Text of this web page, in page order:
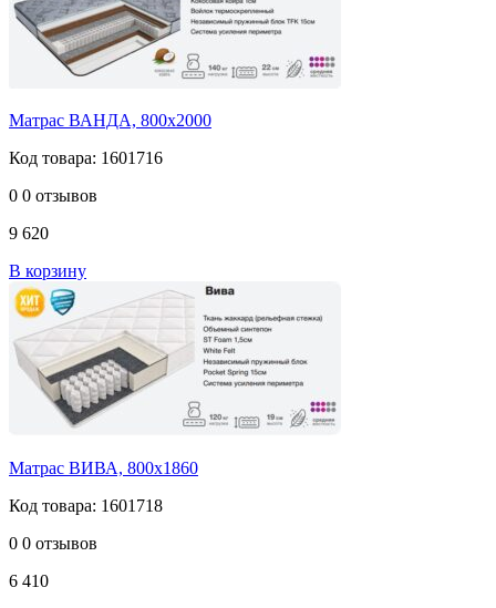
Матрас ВАНДА, 800х2000
Код товара: 1601716
0 0 отзывов
9 620
В корзину
Матрас ВИВА, 800х1860
Код товара: 1601718
0 0 отзывов
6 410